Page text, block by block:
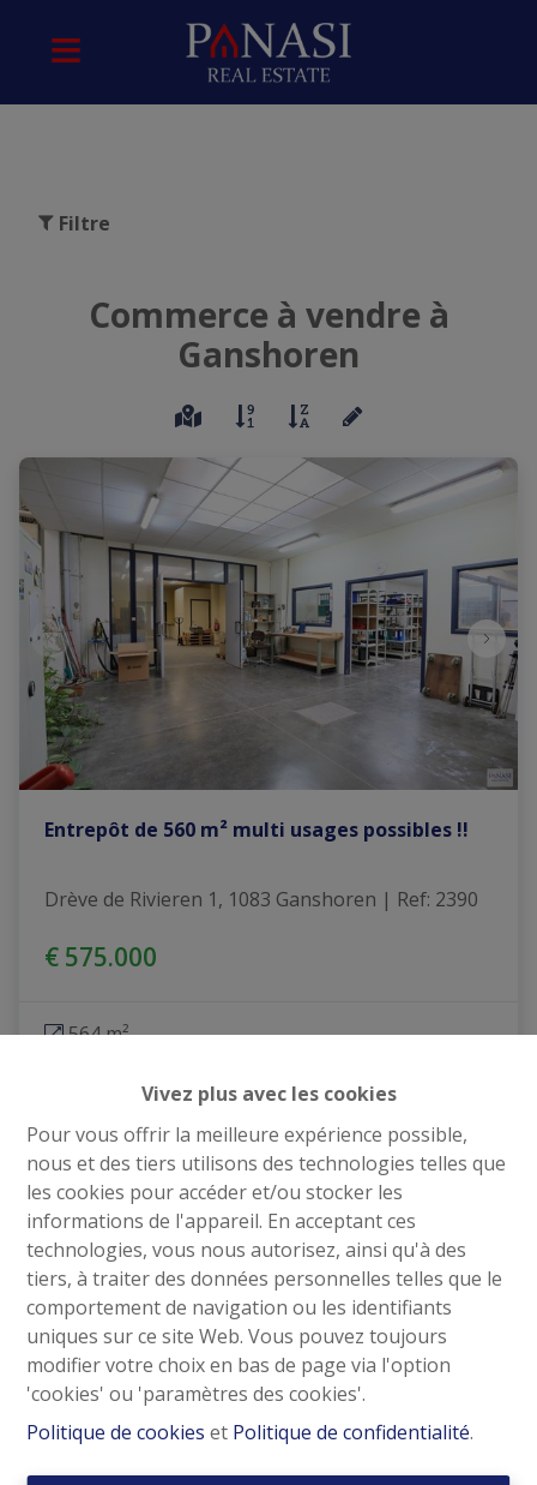
Vivez plus avec les cookies
Pour vous offrir la meilleure expérience possible,
nous et des tiers utilisons des technologies telles que
les cookies pour accéder et/ou stocker les
informations de l'appareil. En acceptant ces
technologies, vous nous autorisez, ainsi qu'à des
tiers, à traiter des données personnelles telles que le
comportement de navigation ou les identifiants
uniques sur ce site Web. Vous pouvez toujours
modifier votre choix en bas de page via l'option
'cookies' ou 'paramètres des cookies'.
Politique de cookies et Politique de confidentialité.
Filtre
Commerce à vendre à
Ganshoren
Entrepôt de 560 m² multi usages possibles !!
Drève de Rivieren 1, 1083 Ganshoren | Ref: 2390
€ 575.000
564 m²
Entrepôt de 560 m² multi usages possibles !!